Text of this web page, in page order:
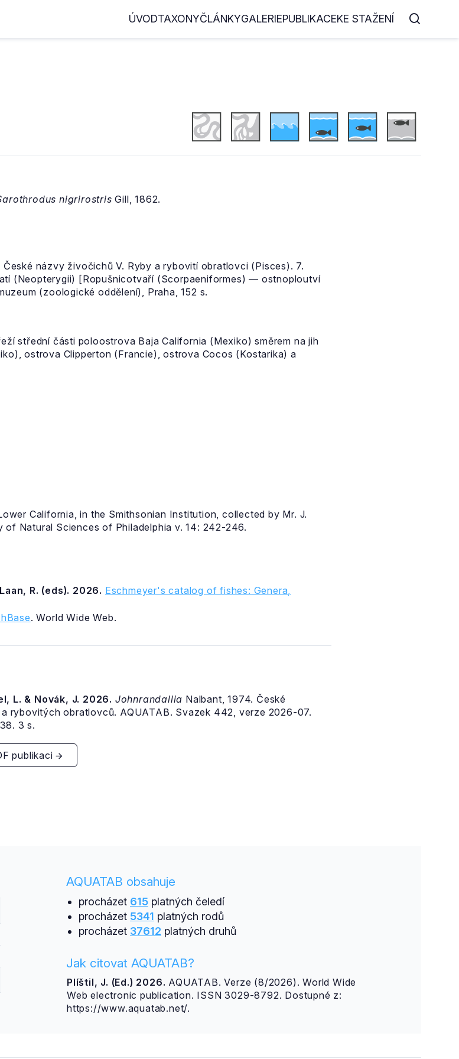
ÚVODTAXONYČLÁNKYGALERIEPUBLIKACEKE STAŽENÍ
nigrirostris Gill, 1862.
České názvy živočichů V. Ryby a rybovití obratlovci (Pisces). 7.
(Neopterygii) [Ropušnicotvaří (Scorpaeniformes) — ostnoploutví
(zoologické oddělení), Praha, 152 s.
střední části poloostrova Baja California (Mexiko) směrem na jih
ostrova Clipperton (Francie), ostrova Cocos (Kostarika) a
California, in the Smithsonian Institution, collected by Mr. J.
Natural Sciences of Philadelphia v. 14: 242-246.
R. (eds). 2026. Eschmeyer's catalog of fishes: Genera,
. World Wide Web.
L. & Novák, J. 2026. Johnrandallia Nalbant, 1974. České
rybovitých obratlovců. AQUATAB. Svazek 442, verze 2026-07.
3 s.
publikaci
AQUATAB obsahuje
procházet 615platných čeledí
procházet 5341 platných rodů
procházet 37612 platných druhů
Jak citovat AQUATAB?
Plíštil, J. (Ed.) 2026. AQUATAB. Verze (8/2026). World Wide
Web electronic publication. ISSN 3029-8792. Dostupné z:
https://www.aquatab.net/.